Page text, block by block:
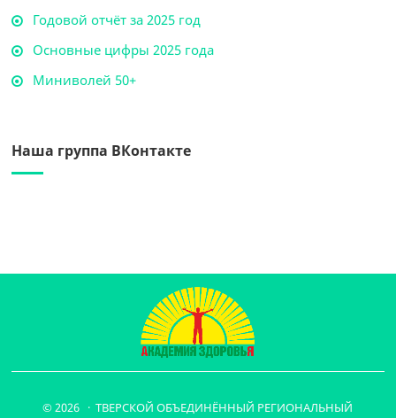
Годовой отчёт за 2025 год
Основные цифры 2025 года
Миниволей 50+
Наша группа ВКонтакте
© 2026 · ТВЕРСКОЙ ОБЪЕДИНЁННЫЙ РЕГИОНАЛЬНЫЙ